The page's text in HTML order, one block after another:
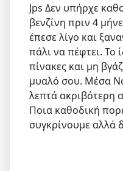
Jps Δεν υπήρχε
βενζίνη πριν 4
έπεσε λίγο και
πάλι να πέφτει. Το
πίνακες και μη
μυαλό σου. Μέσα
λεπτά ακριβότερη
Ποια καθοδική
συγκρίνουμε αλλά